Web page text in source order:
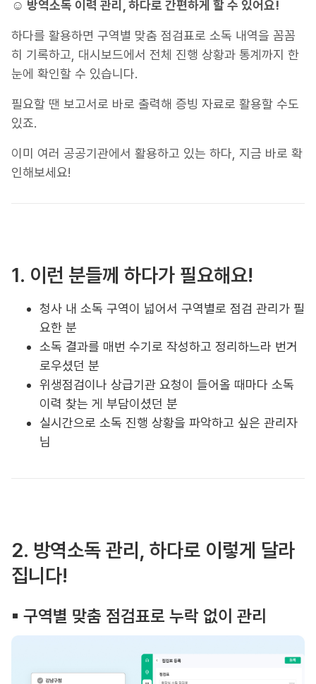
☺️ 방역소독 이력 관리, 하다로 간편하게 할 수 있어요!
하다를 활용하면 구역별 맞춤 점검표로 소독 내역을 꼼꼼
히 기록하고, 대시보드에서 전체 진행 상황과 통계까지 한
눈에 확인할 수 있습니다.
필요할 땐 보고서로 바로 출력해 증빙 자료로 활용할 수도
있죠.
이미 여러 공공기관에서 활용하고 있는 하다, 지금 바로 확
인해보세요!
1. 이런 분들께 하다가 필요해요!
청사 내 소독 구역이 넓어서 구역별로 점검 관리가 필
요한 분
소독 결과를 매번 수기로 작성하고 정리하느라 번거
로우셨던 분
위생점검이나 상급기관 요청이 들어올 때마다 소독
이력 찾는 게 부담이셨던 분
실시간으로 소독 진행 상황을 파악하고 싶은 관리자
님
2. 방역소독 관리, 하다로 이렇게 달라
집니다!
▪︎ 구역별 맞춤 점검표로 누락 없이 관리